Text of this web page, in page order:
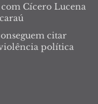
Cícero Lucena
citar
política